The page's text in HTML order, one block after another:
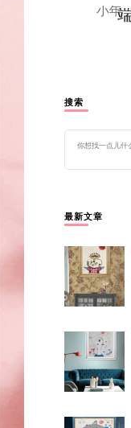
搜索
么
吗?
最新文章